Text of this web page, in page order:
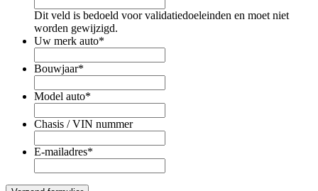
Dit veld is bedoeld voor validatiedoeleinden en moet niet
worden gewijzigd.
Uw merk auto*
Bouwjaar*
Model auto*
Chasis / VIN nummer
E-mailadres*